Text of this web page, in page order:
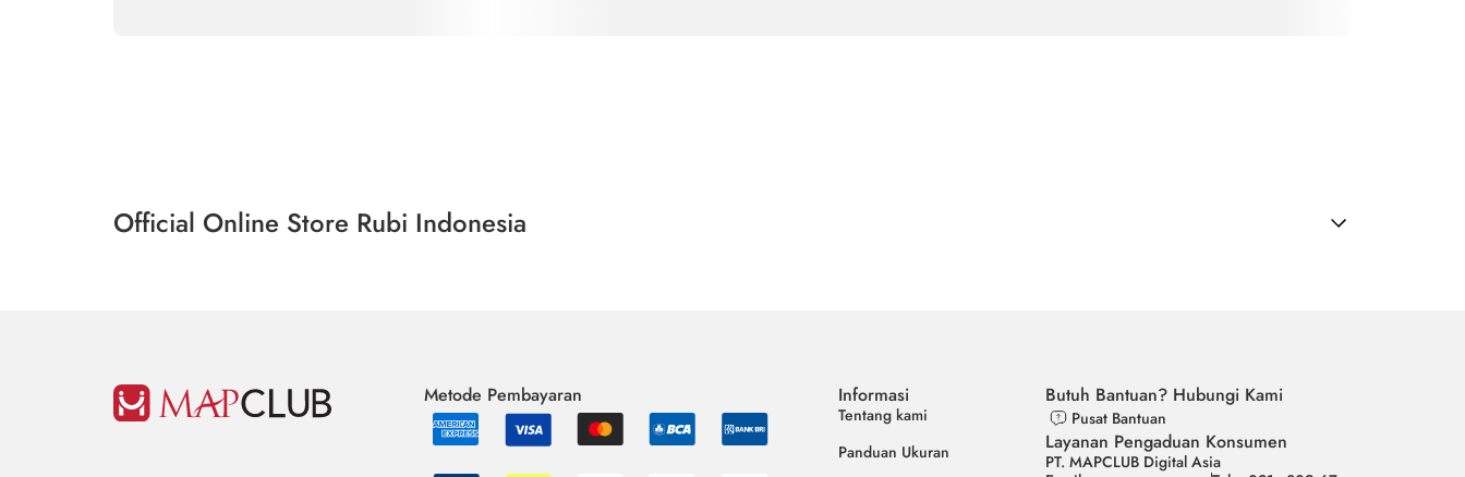
Official Online Store Rubi Indonesia
Metode Pembayaran Informasi
Tentang kami
Panduan Ukuran
Butuh Bantuan? Hubungi Kami
Pusat Bantuan
Layanan Pengaduan Konsumen
PT. MAPCLUB Digital Asia